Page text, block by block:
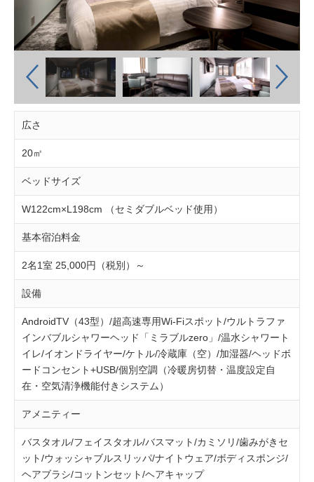
広さ
20㎡
ベッドサイズ
W122cm×L198cm （セミダブルベッド使用）
基本宿泊料金
2名1室 25,000円（税別）～
設備
AndroidTV（43型）/超高速専用Wi-Fiスポット/ウルトラファ
インバブルシャワーヘッド「ミラブルzero」/温水シャワート
イレ/イオンドライヤー/ケトル/冷蔵庫（空）/加湿器/ヘッドボ
ードコンセント+USB/個別空調（冷暖房切替・温度設定自
在・空気清浄機能付きシステム）
アメニティー
バスタオル/フェイスタオル/バスマット/カミソリ/歯みがきセ
ット/ウォッシャブルスリッパ/ナイトウェア/ボディスポンジ/
ヘアブラシ/コットンセット/ヘアキャップ